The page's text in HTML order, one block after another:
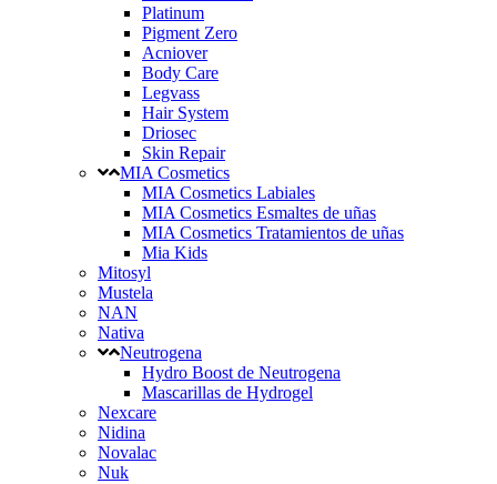
Platinum
Pigment Zero
Acniover
Body Care
Legvass
Hair System
Driosec
Skin Repair
MIA Cosmetics
MIA Cosmetics Labiales
MIA Cosmetics Esmaltes de uñas
MIA Cosmetics Tratamientos de uñas
Mia Kids
Mitosyl
Mustela
NAN
Nativa
Neutrogena
Hydro Boost de Neutrogena
Mascarillas de Hydrogel
Nexcare
Nidina
Novalac
Nuk